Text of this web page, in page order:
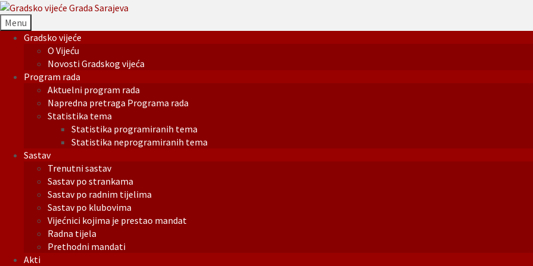
Menu
Gradsko vijeće
O Vijeću
Novosti Gradskog vijeća
Program rada
Aktuelni program rada
Napredna pretraga Programa rada
Statistika tema
Statistika programiranih tema
Statistika neprogramiranih tema
Sastav
Trenutni sastav
Sastav po strankama
Sastav po radnim tijelima
Sastav po klubovima
Vijećnici kojima je prestao mandat
Radna tijela
Prethodni mandati
Akti